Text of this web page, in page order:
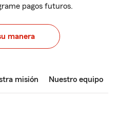
pagos futuros.
manera
misión Nuestro equipo